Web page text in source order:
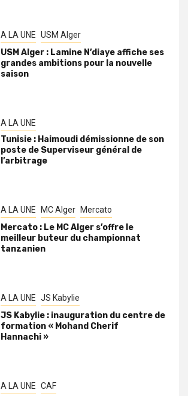
A LA UNE USM Alger
USM Alger : Lamine N’diaye affiche ses
grandes ambitions pour la nouvelle
saison
A LA UNE
Tunisie : Haimoudi démissionne de son
poste de Superviseur général de
l’arbitrage
A LA UNE MC Alger Mercato
Mercato : Le MC Alger s’offre le
meilleur buteur du championnat
tanzanien
A LA UNE JS Kabylie
JS Kabylie : inauguration du centre de
formation « Mohand Cherif
Hannachi »
A LA UNE CAF